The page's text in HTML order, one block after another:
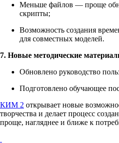
Меньше файлов — проще
скрипты;
Возможность создания
для совместных моделей.
7. Новые методические
Обновлено руководство
Подготовлено обучающее
КИМ 2 открывает новые
творчества и делает процесс
проще, нагляднее и ближе к